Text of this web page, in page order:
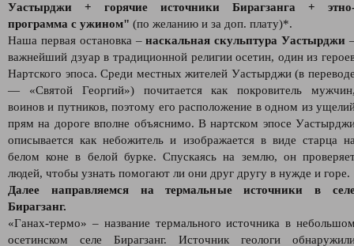
Уастырджи + горячие источники Бирагзанга +
программа с ужином" (по желанию и за доп. плату)*.
Наша первая остановка –наскальная скульптура Уастырджи
важнейший дзуар в традиционной религии осетин, один из
Нартского эпоса. Среди местных жителей Уастырджи (в
— «Святой Георгий») почитается как покровитель
воинов и путников, поэтому его расположение в одном из
прям на дороге вполне объяснимо. В нартском эпосе
описывается как небожитель и изображается в виде старца
белом коне в белой бурке. Спускаясь на землю, он
людей, чтобы узнать помогают ли они друг другу в нужде и горе.
Далее направляемся на термальные источники в
Бирагзанг.
«Ганах-термо» – название термального источника в
осетинском селе Бирагзанг. Источник геологи